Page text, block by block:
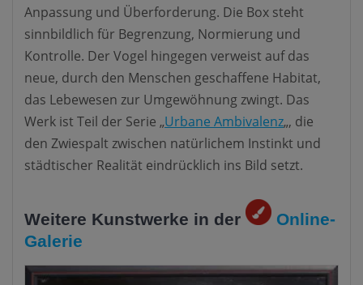
Anpassung und Überforderung. Die Box steht
sinnbildlich für Begrenzung, Normierung und
Kontrolle. Der Vogel hingegen verweist auf das
neue, durch den Menschen geschaffene Habitat,
das Lebewesen zur Umgewöhnung zwingt. Das
Werk ist Teil der Serie „Urbane Ambivalenz„, die
den Zwiespalt zwischen natürlichem Instinkt und
städtischer Realität eindrücklich ins Bild setzt.
Weitere Kunstwerke in der
Online-
Galerie